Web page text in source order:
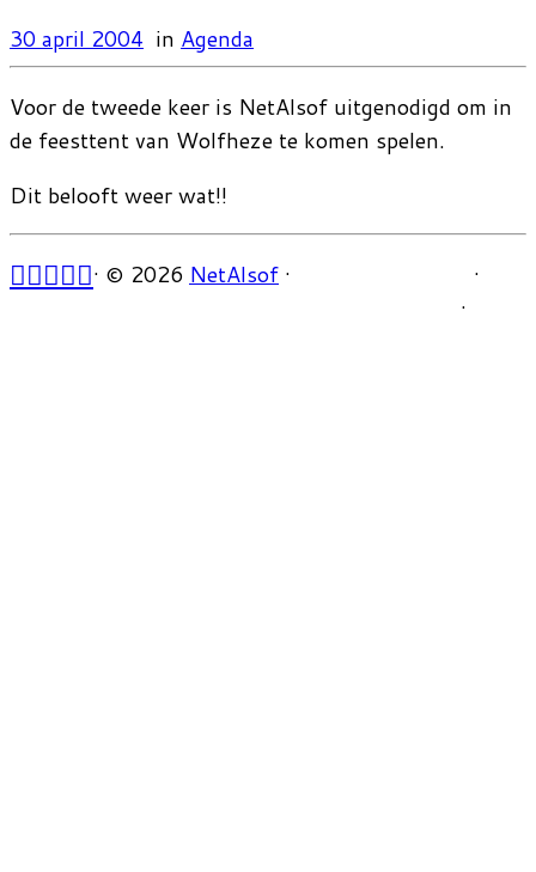
30 april 2004 in Agenda
Voor de tweede keer is NetAlsof uitgenodigd om in
de feesttent van Wolfheze te komen spelen.
Dit belooft weer wat!!
· © 2026 NetAlsof ·
·
·